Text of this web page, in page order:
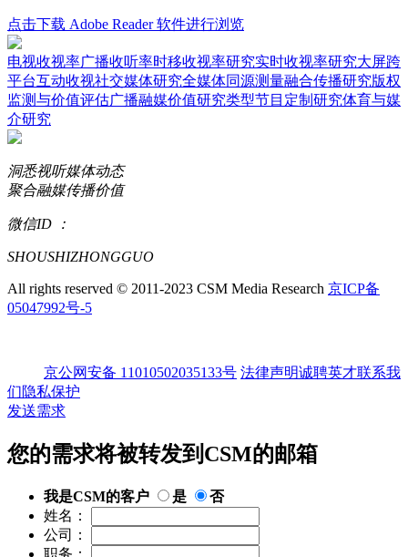
点击下载 Adobe Reader 软件进行浏览
电视收视率广播收听率时移收视率研究实时收视率研究大屏跨
平台互动收视社交媒体研究全媒体同源测量融合传播研究版权
监测与价值评估广播融媒价值研究类型节目定制研究体育与媒
介研究
洞悉视听媒体动态
聚合融媒传播价值
微信ID ：
SHOUSHIZHONGGUO
All rights reserved © 2011-2023 CSM Media Research 京ICP备
05047992号-5
京公网安备 11010502035133号 法律声明诚聘英才联系我
们隐私保护
发送需求
您的需求将被转发到CSM的邮箱
我是CSM的客户 是
否
姓名：
公司：
职务：